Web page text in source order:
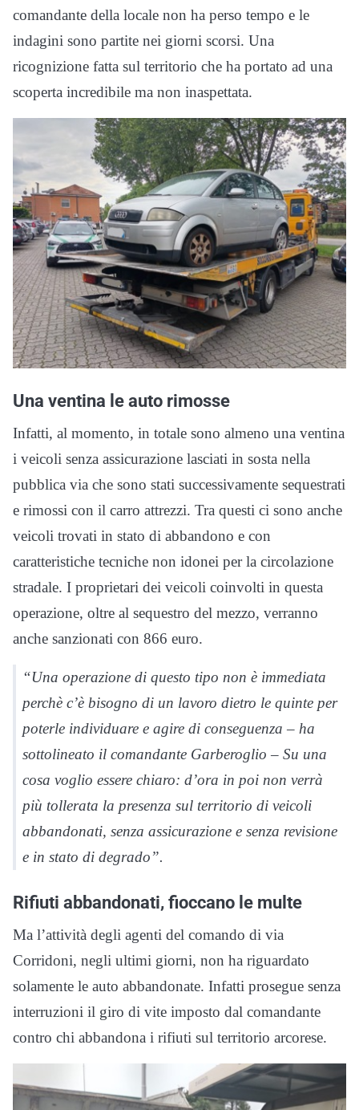
comandante della locale non ha perso tempo e le
indagini sono partite nei giorni scorsi. Una
ricognizione fatta sul territorio che ha portato ad una
scoperta incredibile ma non inaspettata.
Una ventina le auto rimosse
Infatti, al momento, in totale sono almeno una ventina
i veicoli senza assicurazione lasciati in sosta nella
pubblica via che sono stati successivamente sequestrati
e rimossi con il carro attrezzi. Tra questi ci sono anche
veicoli trovati in stato di abbandono e con
caratteristiche tecniche non idonei per la circolazione
stradale. I proprietari dei veicoli coinvolti in questa
operazione, oltre al sequestro del mezzo, verranno
anche sanzionati con 866 euro.
“Una operazione di questo tipo non è immediata
perchè c’è bisogno di un lavoro dietro le quinte per
poterle individuare e agire di conseguenza – ha
sottolineato il comandante Garberoglio – Su una
cosa voglio essere chiaro: d’ora in poi non verrà
più tollerata la presenza sul territorio di veicoli
abbandonati, senza assicurazione e senza revisione
e in stato di degrado”.
Rifiuti abbandonati, fioccano le multe
Ma l’attività degli agenti del comando di via
Corridoni, negli ultimi giorni, non ha riguardato
solamente le auto abbandonate. Infatti prosegue senza
interruzioni il giro di vite imposto dal comandante
contro chi abbandona i rifiuti sul territorio arcorese.